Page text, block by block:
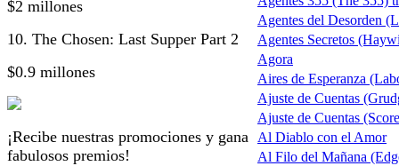
$2 millones
10. The Chosen: Last Supper Part 2
$0.9 millones
¡Recibe nuestras promociones y gana
fabulosos premios!
Agentes del Desorden
Agentes Secretos
Agora
Aires de Esperanza
Ajuste de Cuentas
Ajuste de Cuentas
Al Diablo con el Amor
Al Filo del Mañana